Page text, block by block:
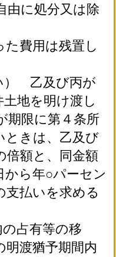
由に処分又は除
費用は残置し
） 乙及び丙が
地を明け渡し
期限に第４条所
ときは、乙及び
倍額と、同金額
から年○パーセン
支払いを求める
占有等の移
渡猶予期間内